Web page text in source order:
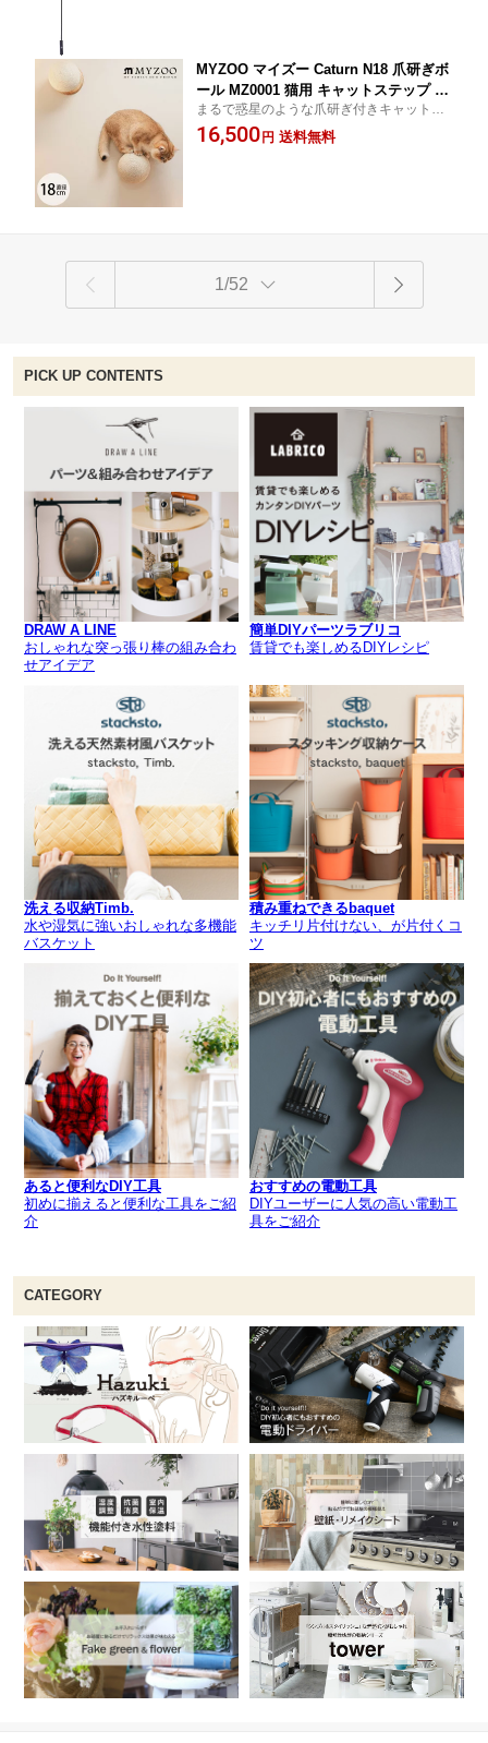
MYZOO マイズー Caturn N18 爪研ぎボ
ール MZ0001 猫用 キャットステップ 爪
とぎ 爪研ぎ 円形 丸形 サイザル麻 おし
ゃれ MYZOO マイズー インテリア
まるで惑星のような爪研ぎ付きキャットス
テップ
16,500 円 送料無料
1/52
PICK UP CONTENTS
DRAW A LINE
おしゃれな突っ張り棒の組み合わ
せアイデア
簡単DIYパーツラブリコ
賃貸でも楽しめるDIYレシピ
洗える収納Timb.
水や湿気に強いおしゃれな多機能
バスケット
積み重ねできるbaquet
キッチリ片付けない、が片付くコ
ツ
あると便利なDIY工具
初めに揃えると便利な工具をご紹
介
おすすめの電動工具
DIYユーザーに人気の高い電動工
具をご紹介
CATEGORY